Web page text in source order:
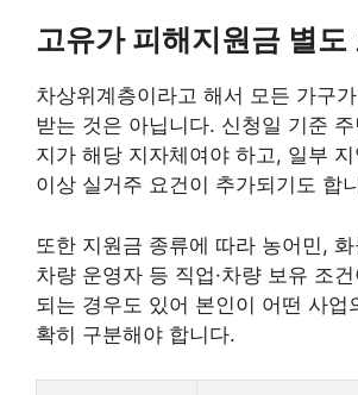
고유가 피해지원금 별도
차상위계층이라고 해서 모든 가구
받는 것은 아닙니다. 신청일 기준
지가 해당 지자체여야 하고, 일부
이상 실거주 요건이 추가되기도 합
또한 지원금 종류에 따라 농어민,
차량 운영자 등 직업·차량 보유 조
되는 경우도 있어 본인이 어떤 사업
확히 구분해야 합니다.